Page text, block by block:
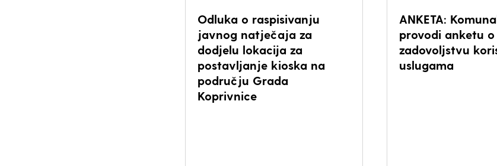
Odluka o raspisivanju
javnog natječaja za
dodjelu lokacija za
postavljanje kioska na
području Grada
Koprivnice
ANKETA:
provodi anketu o
zadovoljstvu
uslugama